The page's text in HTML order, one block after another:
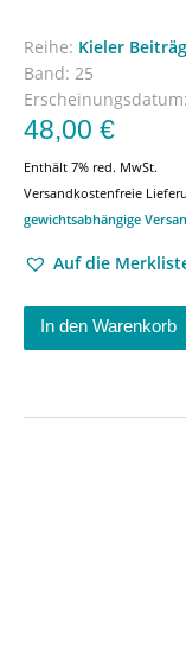
Reihe: Kieler
Band: 25
Erscheinungsdatum:
48,00 €
Enthält 7% red. MwSt.
Versandkostenfreie
gewichtsabhängige
Auf die
In den Warenkorb